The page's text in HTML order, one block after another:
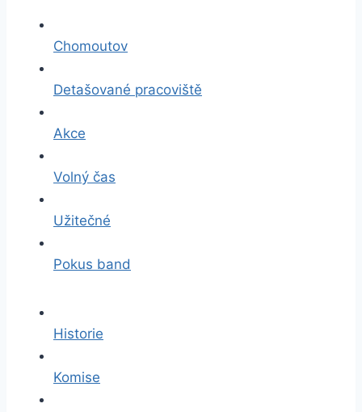
Chomoutov
Detašované pracoviště
Akce
Volný čas
Užitečné
Pokus band
Historie
Komise